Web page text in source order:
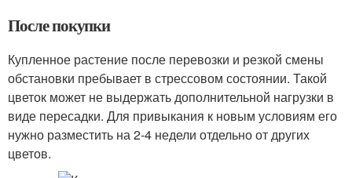
После покупки
Купленное растение после перевозки и резкой смены
обстановки пребывает в стрессовом состоянии. Такой
цветок может не выдержать дополнительной нагрузки в
виде пересадки. Для привыкания к новым условиям его
нужно разместить на 2-4 недели отдельно от других
цветов.